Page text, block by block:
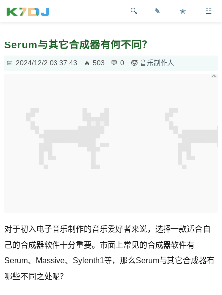
✎ ✭ ☳
Serum与其它合成器有何不同？
2024/12/2 03:37:43 503 0 音乐制作人
对于初入电子音乐制作的音乐爱好者来说，选择一款适合自
己的合成器软件十分重要。市面上常见的合成器软件有
Serum、Massive、Sylenth1等，那么Serum与其它合成器有
哪些不同之处呢？